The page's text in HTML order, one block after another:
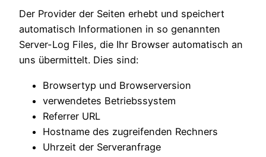
Der Provider der Seiten erhebt und speichert
automatisch Informationen in so genannten
Server-Log Files, die Ihr Browser automatisch an
uns übermittelt. Dies sind:
Browsertyp und Browserversion
verwendetes Betriebssystem
Referrer URL
Hostname des zugreifenden Rechners
Uhrzeit der Serveranfrage